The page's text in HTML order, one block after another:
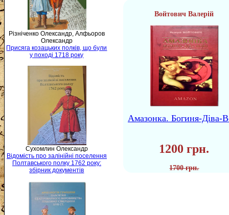
Різніченко Олександр, Алфьоров
Олександр
Присяга козацьких полків, що були
у поході 1718 року
Сухомлин Олександр
Відомість про залінійні поселення
Полтавського полку 1762 року:
збірник документів
Войтович Валерій
Амазонка. Богиня-Діва-
1200 грн.
1700 грн.